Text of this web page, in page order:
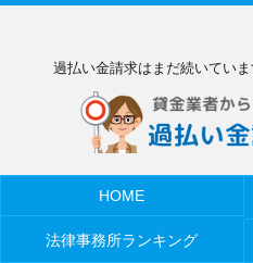
過払い金請求はまだ続いていま
HOME
法律事務所ランキング